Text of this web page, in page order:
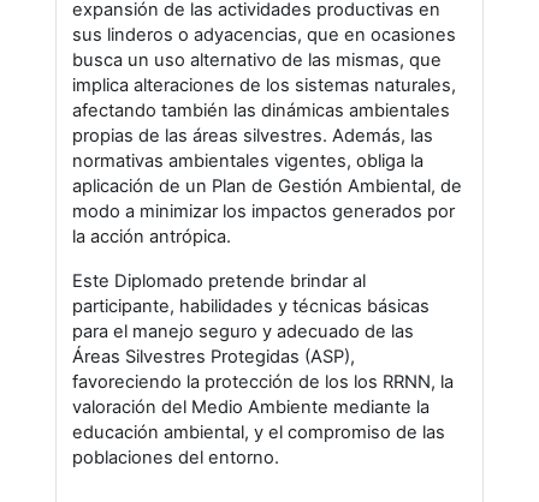
expansión de las actividades productivas en
sus linderos o adyacencias, que en ocasiones
busca un uso alternativo de las mismas, que
implica alteraciones de los sistemas naturales,
afectando también las dinámicas ambientales
propias de las áreas silvestres. Además, las
normativas ambientales vigentes, obliga la
aplicación de un Plan de Gestión Ambiental, de
modo a minimizar los impactos generados por
la acción antrópica.
Este Diplomado pretende brindar al
participante, habilidades y técnicas básicas
para el manejo seguro y adecuado de las
Áreas Silvestres Protegidas (ASP),
favoreciendo la protección de los los RRNN, la
valoración del Medio Ambiente mediante la
educación ambiental, y el compromiso de las
poblaciones del entorno.